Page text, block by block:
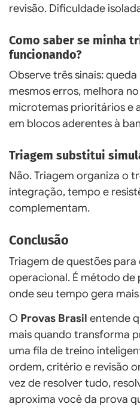
revisão. Dificuldade
Como saber se minha
funcionando?
Observe três sinais:
mesmos erros, melhora
microtemas prioritários e
em blocos aderentes à
Triagem substitui
Não. Triagem organiza o
integração, tempo e
complementam.
Conclusão
Triagem de questões
operacional. É método de
onde seu tempo gera
O Provas Brasil entende
mais quando transforma
uma fila de treino
ordem, critério e revisão
vez de resolver tudo,
aproxima você da prova